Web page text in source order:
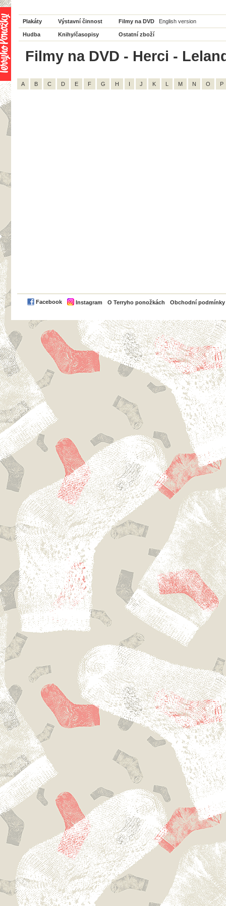
Plakáty Výstavní činnost Filmy na DVD English version
Hudba Knihy/časopisy Ostatní zboží
Filmy na DVD - Herci -
A B C D E F G H I J K L M N O P
Facebook Instagram O Terryho ponožkách Obchodní podmínky
PayPal